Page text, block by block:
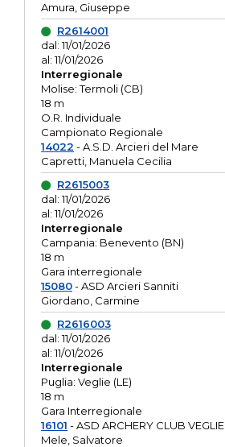
Amura, Giuseppe
R2614001
dal: 11/01/2026
al: 11/01/2026
Interregionale
Molise: Termoli (CB)
18 m
O.R. Individuale
Campionato Regionale
14022 - A.S.D. Arcieri del Mare
Capretti, Manuela Cecilia
R2615003
dal: 11/01/2026
al: 11/01/2026
Interregionale
Campania: Benevento (BN)
18 m
Gara interregionale
15080- ASD Arcieri Sanniti
Giordano, Carmine
R2616003
dal: 11/01/2026
al: 11/01/2026
Interregionale
Puglia: Veglie (LE)
18 m
Gara Interregionale
16101 - ASD ARCHERY CLUB VEGLIE
Mele, Salvatore